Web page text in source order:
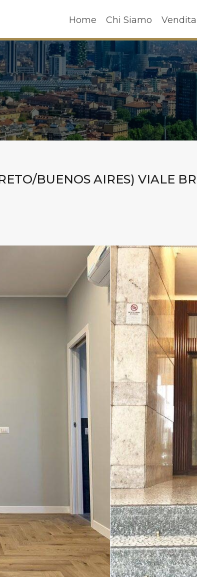
Home Chi Siamo Vendita
Home Chi Siamo Vendita
BUENOS AIRES) VIALE